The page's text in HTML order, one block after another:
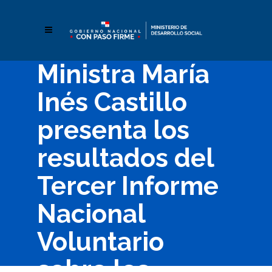
Ministra María
Inés Castillo
presenta los
resultados del
Tercer Informe
Nacional
Voluntario